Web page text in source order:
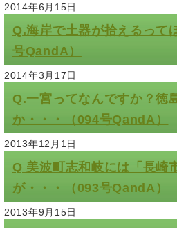
2014年6月15日
Q.海岸で土器が拾えるって
号QandA）
2014年3月17日
Q.一宮ってなんですか？徳
か・・・（094号QandA）
2013年12月1日
Q 美波町志和岐には「長崎
が・・・（093号QandA）
2013年9月15日